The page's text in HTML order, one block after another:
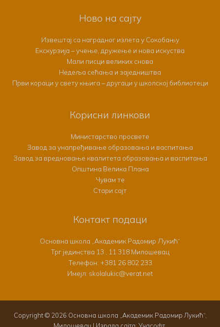
Ново на сајту
Извештај са наградног излета у Сокобању
Екскурзија – учење, дружење и нова искуства
Мали писци великих снова
Недеља сећања и заједништва
Први кораци у свету књига – другаци у школској библиотеци
Корисни линкови
Министарство просвете
Завод за унапређивање образовања и васпитања
Завод за вредновање квалитета образовања и васпитања
Општина Велика Плана
Чувам те
Стари сајт
Контакт подаци
Основна школа „Академик Радомир Лукић“
Трг јединства 13 , 11 318 Милошевац
Телефон: +381 26 802 233
Имејл: skolalukic@verat.net
Copyright © 2026 Основна школа „Академик Радомир Лукић“,